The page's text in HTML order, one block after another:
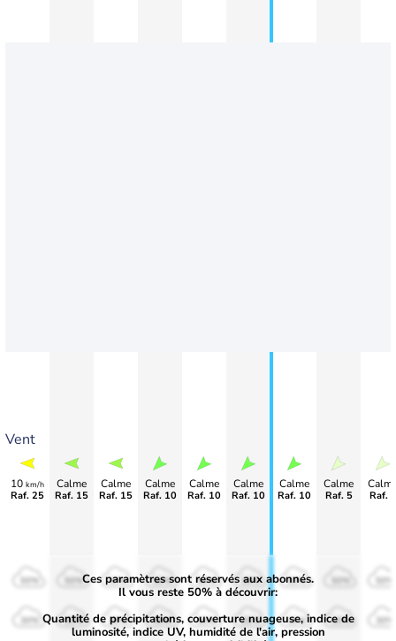
Vent
10 km/h
Raf. 25
Calme
Raf. 15
Calme
Raf. 15
Calme
Raf. 10
Calme
Raf. 10
Calme
Raf. 10
Calme
Raf. 10
Calme
Raf. 5 Raf. 5
50%
30%
50%
30%
50%
30%
50%
30%
50%
30%
50%
30%
50%
30% 30% 30%
Ces paramètres sont réservés aux abonnés.
Il vous reste 50% à découvrir:
Quantité de précipitations, couverture nuageuse, indice de
luminosité, indice UV, humidité de l'air, pression